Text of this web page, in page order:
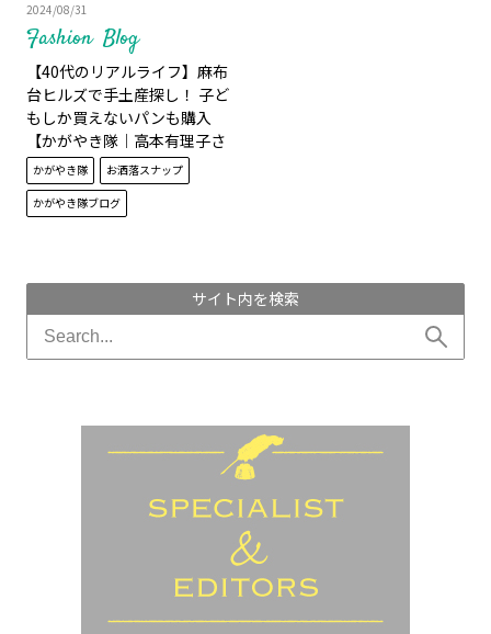
Fashion Blog
2024/08/31
【40代のリアルライフ】麻布
台ヒルズで手土産探し！ 子ど
もしか買えないパンも購入
【かがやき隊│高本有理子さ
ん】
かがやき隊
お洒落スナップ
かがやき隊ブログ
サイト内を検索